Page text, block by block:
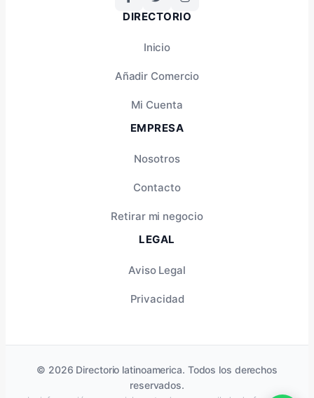
DIRECTORIO
Inicio
Añadir Comercio
Mi Cuenta
EMPRESA
Nosotros
Contacto
Retirar mi negocio
LEGAL
Aviso Legal
Privacidad
© 2026 Directorio latinoamerica. Todos los derechos
reservados.